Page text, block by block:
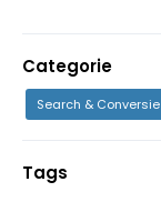
Categorie
Search & Conversie
Tags